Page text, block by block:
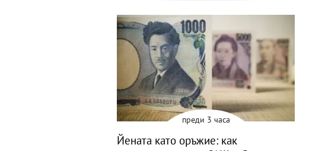
преди 3 часа
Йената като оръжие: как